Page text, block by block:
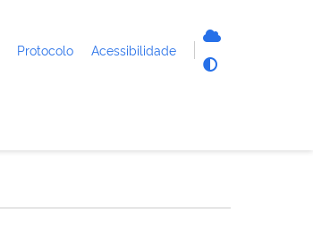
Protocolo Acessibilidade